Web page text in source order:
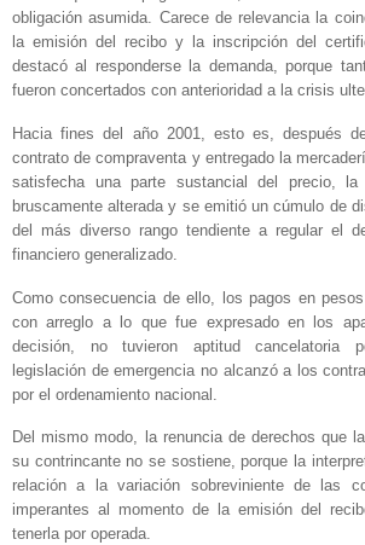
obligación asumida. Carece de relevancia la
la emisión del recibo y la inscripción del
destacó al responderse la demanda, porque
fueron concertados con anterioridad a la crisis
Hacia fines del año 2001, esto es, después
contrato de compraventa y entregado la
satisfecha una parte sustancial del precio, la
bruscamente alterada y se emitió un cúmulo de
del más diverso rango tendiente a regular el
financiero generalizado.
Como consecuencia de ello, los pagos en
con arreglo a lo que fue expresado en los
decisión, no tuvieron aptitud cancelatoria
legislación de emergencia no alcanzó a los
por el ordenamiento nacional.
Del mismo modo, la renuncia de derechos que
su contrincante no se sostiene, porque la
relación a la variación sobreviniente de las
imperantes al momento de la emisión del
tenerla por operada.